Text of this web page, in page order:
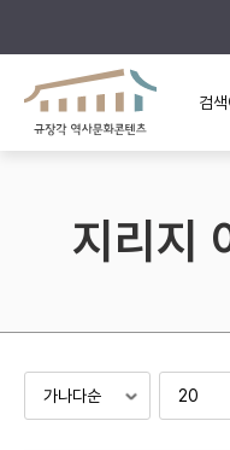
규장각의 어제와 오늘
규장각 소개영상
지리지